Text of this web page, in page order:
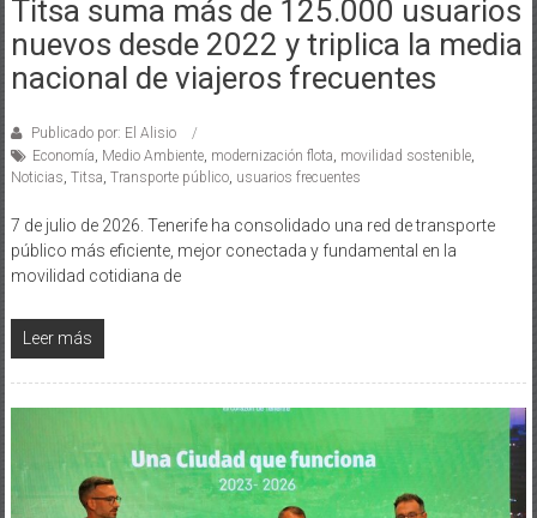
Titsa suma más de 125.000 usuarios
nuevos desde 2022 y triplica la media
nacional de viajeros frecuentes
Publicado por: El Alisio
Economía, Medio Ambiente, modernización flota, movilidad sostenible,
Noticias, Titsa, Transporte público, usuarios frecuentes
7 de julio de 2026. Tenerife ha consolidado una red de transporte
público más eficiente, mejor conectada y fundamental en la
movilidad cotidiana de
Leer más